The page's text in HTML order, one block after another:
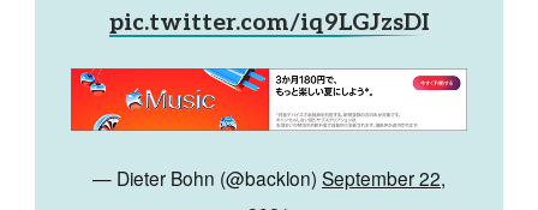
pic.twitter.com/iq9LGJzsDI
— Dieter Bohn (@backlon) September 22,